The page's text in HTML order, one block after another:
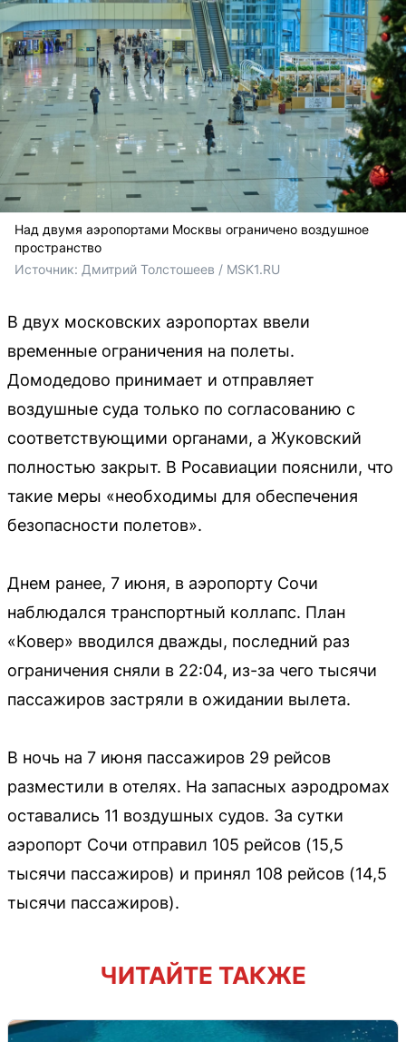
Над двумя аэропортами Москвы ограничено воздушное
пространство
Источник: Дмитрий Толстошеев / MSK1.RU
В двух московских аэропортах ввели
временные ограничения на полеты.
Домодедово принимает и отправляет
воздушные суда только по согласованию с
соответствующими органами, а Жуковский
полностью закрыт. В Росавиации пояснили, что
такие меры «необходимы для обеспечения
безопасности полетов».
Днем ранее, 7 июня, в аэропорту Сочи
наблюдался транспортный коллапс. План
«Ковер» вводился дважды, последний раз
ограничения сняли в 22:04, из-за чего тысячи
пассажиров застряли в ожидании вылета.
В ночь на 7 июня пассажиров 29 рейсов
разместили в отелях. На запасных аэродромах
оставались 11 воздушных судов. За сутки
аэропорт Сочи отправил 105 рейсов (15,5
тысячи пассажиров) и принял 108 рейсов (14,5
тысячи пассажиров).
ЧИТАЙТЕ ТАКЖЕ